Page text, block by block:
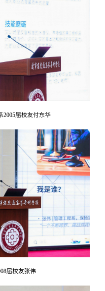
2005届校友付东华
届校友张伟